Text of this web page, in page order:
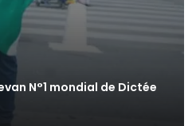
N°1 mondial de Dictée